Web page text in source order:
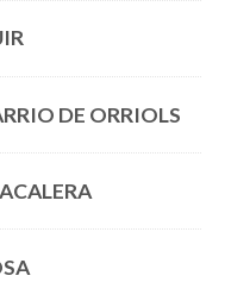
DE ORRIOLS